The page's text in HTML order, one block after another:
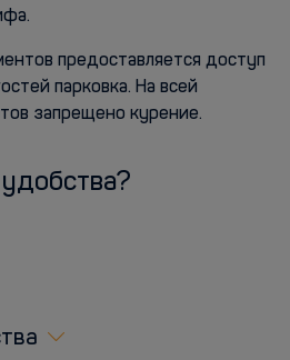
предоставляется доступ
парковка. На всей
запрещено курение.